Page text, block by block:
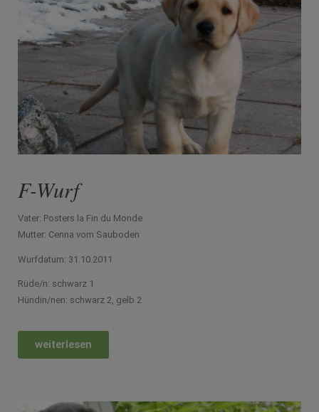
F-Wurf
Vater: Posters la Fin du Monde
Mutter: Cenna vom Sauboden
Wurfdatum: 31.10.2011
Rüde/n: schwarz 1
Hündin/nen: schwarz 2, gelb 2
weiterlesen